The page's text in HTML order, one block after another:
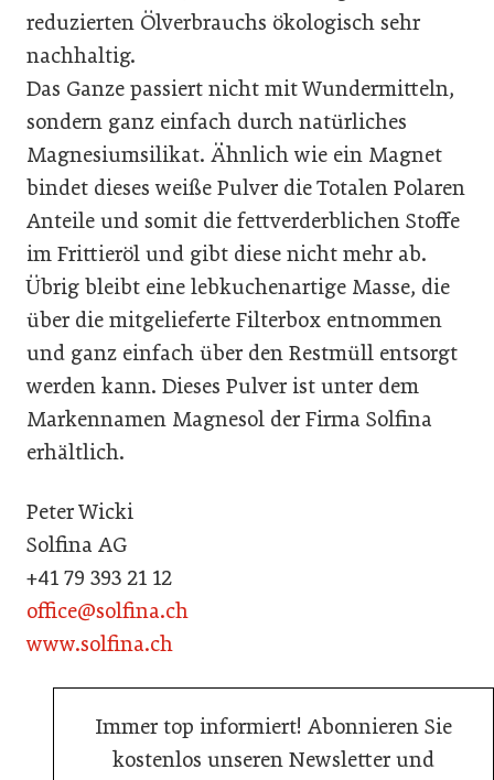
reduzierten Ölverbrauchs ökologisch sehr
nachhaltig.
Das Ganze passiert nicht mit Wundermitteln,
sondern ganz einfach durch natürliches
Magnesiumsilikat. Ähnlich wie ein Magnet
bindet dieses weiße Pulver die Totalen Polaren
Anteile und somit die fettverderblichen Stoffe
im Frittieröl und gibt diese nicht mehr ab.
Übrig bleibt eine lebkuchenartige Masse, die
über die mitgelieferte Filterbox entnommen
und ganz einfach über den Restmüll entsorgt
werden kann. Dieses Pulver ist unter dem
Markennamen Magnesol der Firma Solfina
erhältlich.
Peter Wicki
Solfina AG
+41 79 393 21 12
office@solfina.ch
www.solfina.ch
Immer top informiert! Abonnieren Sie
kostenlos unseren Newsletter und